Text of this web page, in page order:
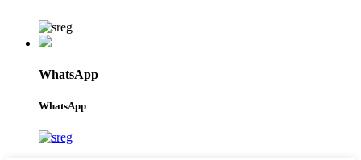
WhatsApp
WhatsApp